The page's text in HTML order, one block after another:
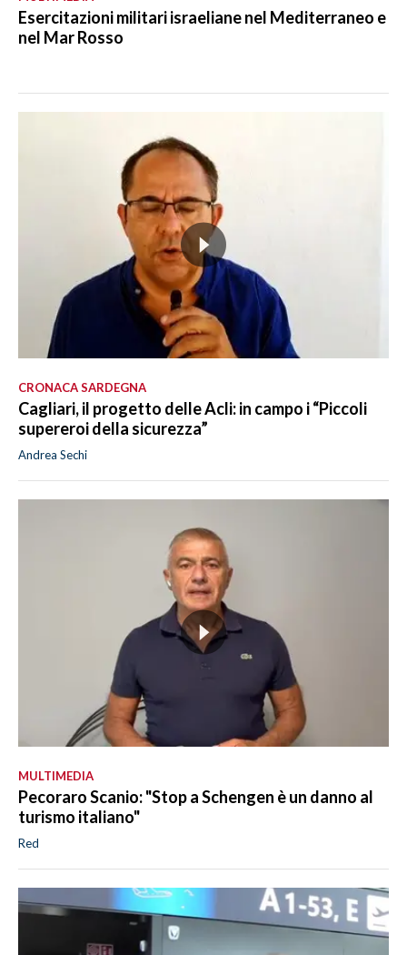
Esercitazioni militari israeliane nel Mediterraneo e
nel Mar Rosso
CRONACA SARDEGNA
Cagliari, il progetto delle Acli: in campo i “Piccoli
supereroi della sicurezza”
Andrea Sechi
MULTIMEDIA
Pecoraro Scanio: "Stop a Schengen è un danno al
turismo italiano"
Red